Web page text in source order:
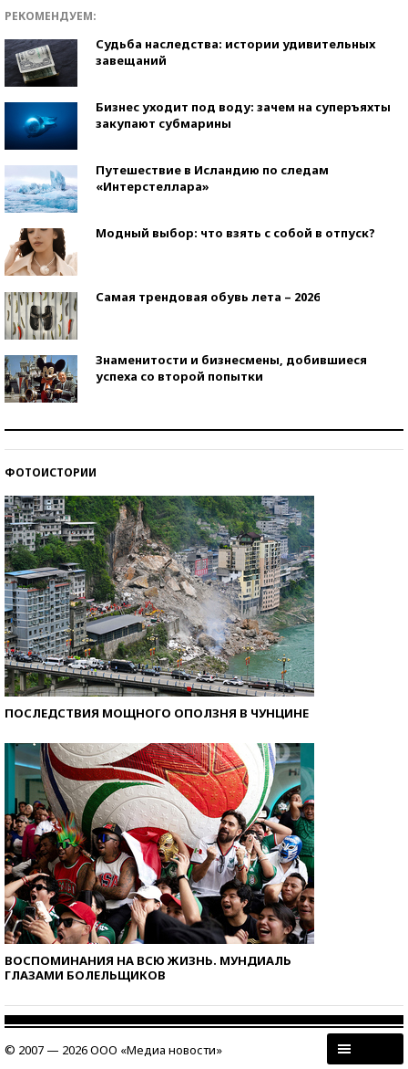
РЕКОМЕНДУЕМ:
Судьба наследства: истории удивительных
завещаний
Бизнес уходит под воду: зачем на суперъяхты
закупают субмарины
Путешествие в Исландию по следам
«Интерстеллара»
Модный выбор: что взять с собой в отпуск?
Самая трендовая обувь лета – 2026
Знаменитости и бизнесмены, добившиеся
успеха со второй попытки
ФОТОИСТОРИИ
ПОСЛЕДСТВИЯ МОЩНОГО ОПОЛЗНЯ В ЧУНЦИНЕ
ВОСПОМИНАНИЯ НА ВСЮ ЖИЗНЬ. МУНДИАЛЬ
ГЛАЗАМИ БОЛЕЛЬЩИКОВ
© 2007 — 2026 ООО «Медиа новости»